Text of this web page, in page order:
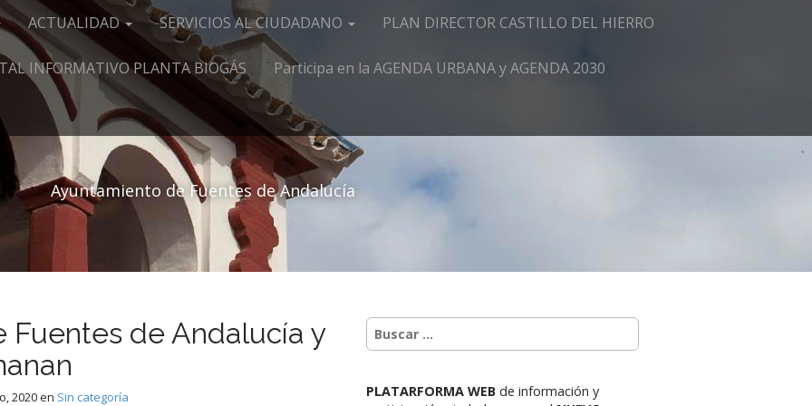
ACTUALIDAD SERVICIOS AL CIUDADANO PLAN DIRECTOR CASTILLO DEL HIERRO
INFORMATIVO PLANTA BIOGÁS Participa en la AGENDA URBANA y AGENDA 2030
Ayuntamiento de Fuentes de Andalucía
Fuentes de Andalucía y
2020en Sin categoría PLATARFORMA WEBde información y